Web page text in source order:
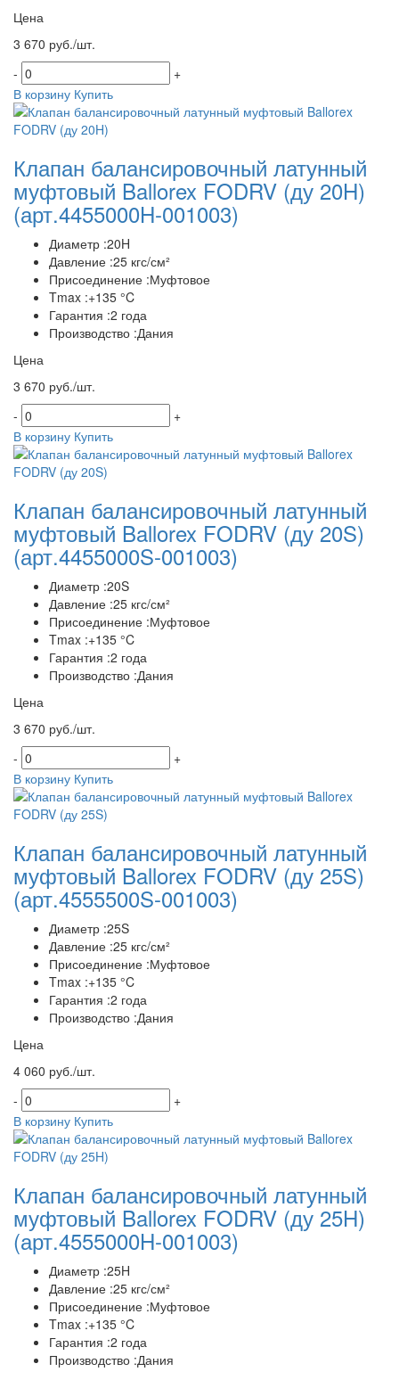
Цена
3 670 руб./шт.
-
+
В корзину Купить
Клапан балансировочный латунный
муфтовый Ballorex FODRV (ду 20H)
(арт.4455000H-001003)
Диаметр :20H
Давление :25 кгс/см²
Присоединение :Муфтовое
Tmax :+135 °C
Гарантия :2 года
Производство :Дания
Цена
3 670 руб./шт.
-
+
В корзину Купить
Клапан балансировочный латунный
муфтовый Ballorex FODRV (ду 20S)
(арт.4455000S-001003)
Диаметр :20S
Давление :25 кгс/см²
Присоединение :Муфтовое
Tmax :+135 °C
Гарантия :2 года
Производство :Дания
Цена
3 670 руб./шт.
-
+
В корзину Купить
Клапан балансировочный латунный
муфтовый Ballorex FODRV (ду 25S)
(арт.4555500S-001003)
Диаметр :25S
Давление :25 кгс/см²
Присоединение :Муфтовое
Tmax :+135 °C
Гарантия :2 года
Производство :Дания
Цена
4 060 руб./шт.
-
+
В корзину Купить
Клапан балансировочный латунный
муфтовый Ballorex FODRV (ду 25H)
(арт.4555000H-001003)
Диаметр :25H
Давление :25 кгс/см²
Присоединение :Муфтовое
Tmax :+135 °C
Гарантия :2 года
Производство :Дания